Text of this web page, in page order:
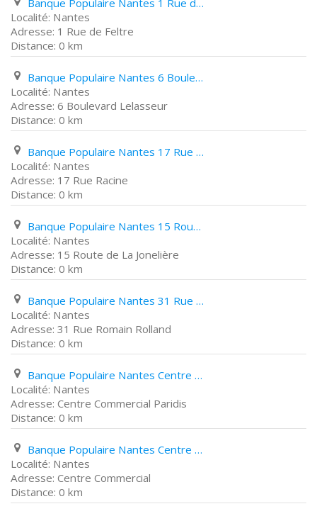
Banque Populaire Nantes 1 Rue de Feltre
Nantes
1 Rue de Feltre
0 km
Banque Populaire Nantes 6 Boulevard Lelasseur
Nantes
6 Boulevard Lelasseur
0 km
Banque Populaire Nantes 17 Rue Racine
Nantes
17 Rue Racine
0 km
Banque Populaire Nantes 15 Route de La Jonelière
Nantes
15 Route de La Jonelière
0 km
Banque Populaire Nantes 31 Rue Romain Rolland
Nantes
31 Rue Romain Rolland
0 km
Banque Populaire Nantes Centre Commercial Paridis
Nantes
Centre Commercial Paridis
0 km
Banque Populaire Nantes Centre Commercial
Nantes
Centre Commercial
0 km